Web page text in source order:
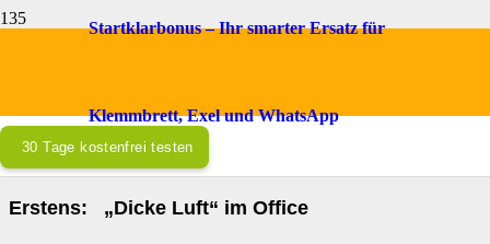
Startklarbonus – Ihr smarter Ersatz für
Klemmbrett, Exel und WhatsApp
30 Tage kostenfrei testen
Beratungsgespräch vereinbaren
WARUM?
Erstens: „Dicke Luft“ im Office